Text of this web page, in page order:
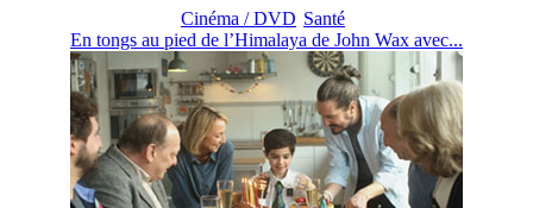
Cinéma / DVD Santé
En tongs au pied de l’Himalaya de John Wax avec...